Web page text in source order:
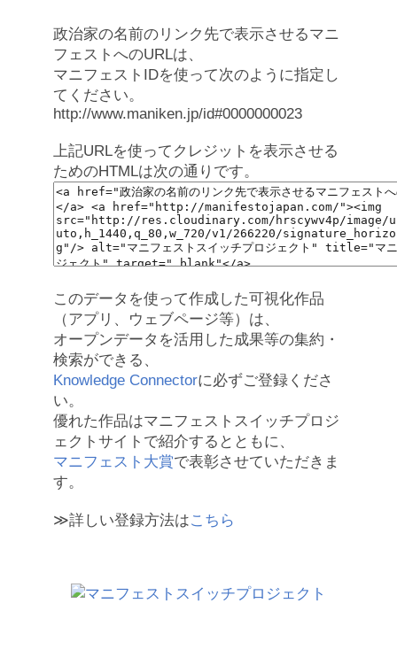
政治家の名前のリンク先で表示させるマニ
フェストへのURLは、
マニフェストIDを使って次のように指定し
てください。
http://www.maniken.jp/id#0000000023
上記URLを使ってクレジットを表示させる
ためのHTMLは次の通りです。
このデータを使って作成した可視化作品
（アプリ、ウェブページ等）は、
オープンデータを活用した成果等の集約・
検索ができる、
Knowledge Connectorに必ずご登録くださ
い。
優れた作品はマニフェストスイッチプロジ
ェクトサイトで紹介するとともに、
マニフェスト大賞で表彰させていただきま
す。
≫詳しい登録方法はこちら